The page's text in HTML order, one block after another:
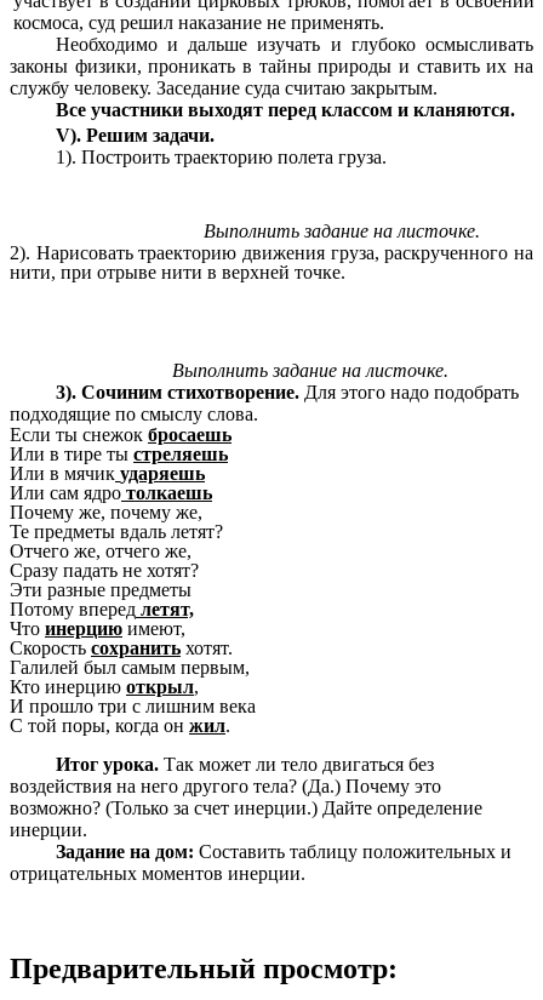
космоса, суд решил наказание не применять.
Необходимо и дальше изучать и глубоко осмысливать
законы физики, проникать в тайны природы и ставить их на
службу человеку. Заседание суда считаю закрытым.
Все участники выходят перед классом и кланяются.
V). Решим задачи.
1). Построить траекторию полета груза.
Выполнить задание на листочке.
2). Нарисовать траекторию движения груза, раскрученного на
нити, при отрыве нити в верхней точке.
Выполнить задание на листочке.
3). Сочиним стихотворение. Для этого надо подобрать
подходящие по смыслу слова.
Если ты снежок бросаешь
Или в тире ты стреляешь
Или в мячик ударяешь
Или сам ядро толкаешь
Почему же, почему же,
Те предметы вдаль летят?
Отчего же, отчего же,
Сразу падать не хотят?
Эти разные предметы
Потому вперед летят,
Что инерцию имеют,
Скорость сохранить хотят.
Галилей был самым первым,
Кто инерцию открыл,
И прошло три с лишним века
С той поры, когда он жил.
Итог урока. Так может ли тело двигаться без
воздействия на него другого тела? (Да.) Почему это
возможно? (Только за счет инерции.) Дайте определение
инерции.
Задание на дом: Составить таблицу положительных и
отрицательных моментов инерции.
Предварительный просмотр: